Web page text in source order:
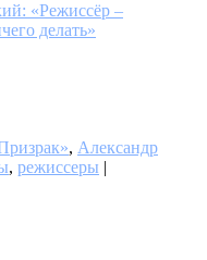
«Режиссёр –
делать»
, Александр
, режиссеры |